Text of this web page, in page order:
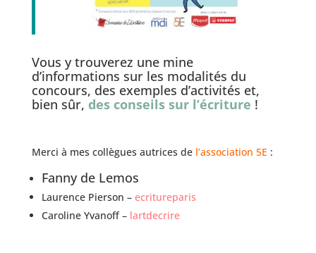
Vous y trouverez une mine
d’informations sur les modalités du
concours, des exemples d’activités et,
bien sûr, des conseils sur l’écriture !
Merci à mes collègues autrices de l’association 5E :
Fanny de Lemos
Laurence Pierson – ecritureparis
Caroline Yvanoff – lartdecrire